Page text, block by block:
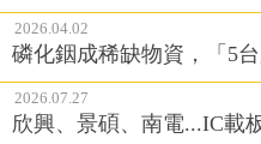
2026.04.02
磷化銦成稀缺物資，「5
2026.07.27
欣興、景碩、南電...IC載